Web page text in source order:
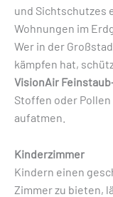
und Sichtschutzes
Wohnungen im
Wer in der
kämpfen hat,
VisionAir
Stoffen oder
aufatmen.
Kinderzimmer
Kindern einen
Zimmer zu bieten,